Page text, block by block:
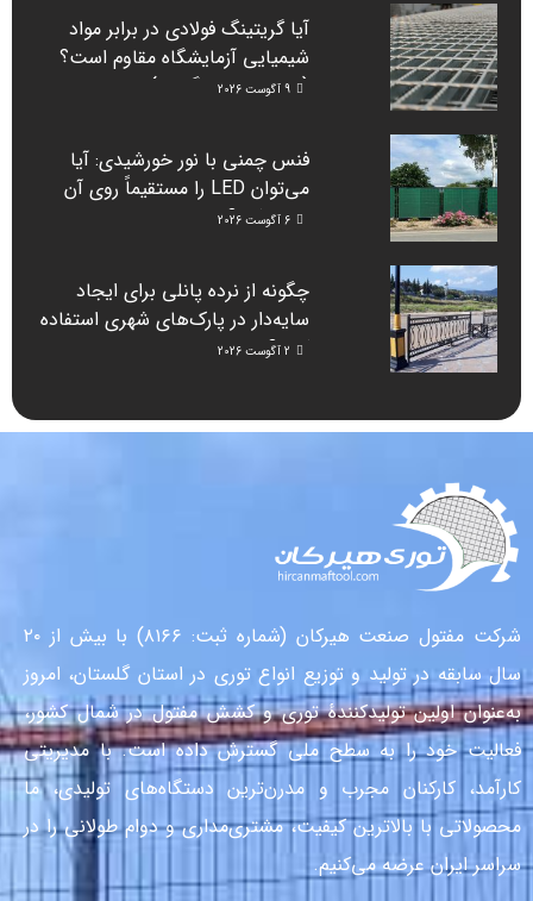
آیا گریتینگ فولادی در برابر مواد
شیمیایی آزمایشگاه مقاوم است؟
(راهنمای دانشگاه‌ها)
9 آگوست 2026
فنس چمنی با نور خورشیدی: آیا
می‌توان LED را مستقیماً روی آن
نصب کرد؟
6 آگوست 2026
چگونه از نرده پانلی برای ایجاد
سایه‌دار در پارک‌های شهری استفاده
کنیم؟
2 آگوست 2026
شرکت مفتول صنعت هیرکان (شماره ثبت: ۸۱۶۶) با بیش از ۲۰
سال سابقه در تولید و توزیع انواع توری در استان گلستان، امروز
به‌عنوان اولین تولیدکنندهٔ توری و کشش مفتول در شمال کشور،
فعالیت خود را به سطح ملی گسترش داده است. با مدیریتی
کارآمد، کارکنان مجرب و مدرن‌ترین دستگاه‌های تولیدی، ما
محصولاتی با بالاترین کیفیت، مشتری‌مداری و دوام طولانی را در
سراسر ایران عرضه می‌کنیم.